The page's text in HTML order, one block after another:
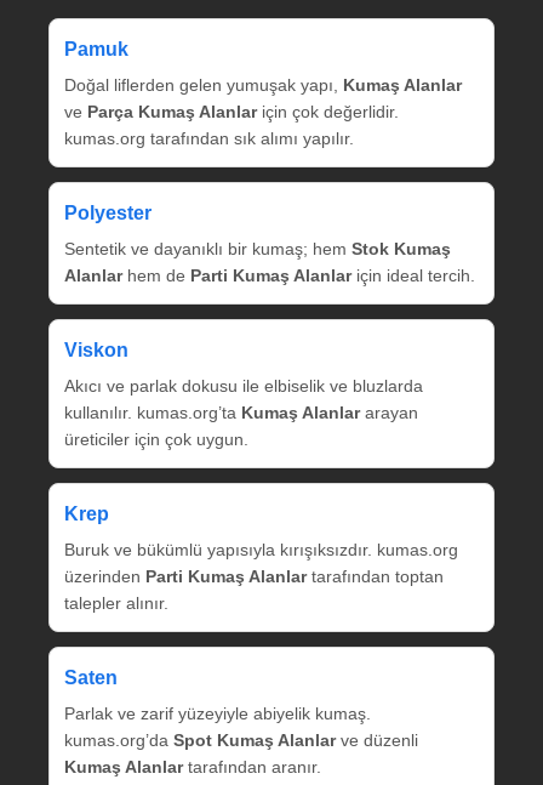
Pamuk
Doğal liflerden gelen yumuşak yapı, Kumaş Alanlar
ve Parça Kumaş Alanlariçin çok değerlidir.
kumas.org tarafından sık alımı yapılır.
Polyester
Sentetik ve dayanıklı bir kumaş; hem Stok Kumaş
Alanlarhem de Parti Kumaş Alanlariçin ideal tercih.
Viskon
Akıcı ve parlak dokusu ile elbiselik ve bluzlarda
kullanılır. kumas.org’ta Kumaş Alanlararayan
üreticiler için çok uygun.
Krep
Buruk ve bükümlü yapısıyla kırışıksızdır. kumas.org
üzerinden Parti Kumaş Alanlartarafından toptan
talepler alınır.
Saten
Parlak ve zarif yüzeyiyle abiyelik kumaş.
kumas.org’da Spot Kumaş Alanlarve düzenli
Kumaş Alanlartarafından aranır.